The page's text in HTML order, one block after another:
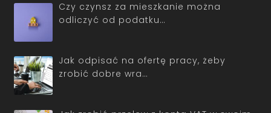
Czy czynsz za mieszkanie można
odliczyć od podatku…
Jak odpisać na ofertę pracy, żeby
zrobić dobre wra…